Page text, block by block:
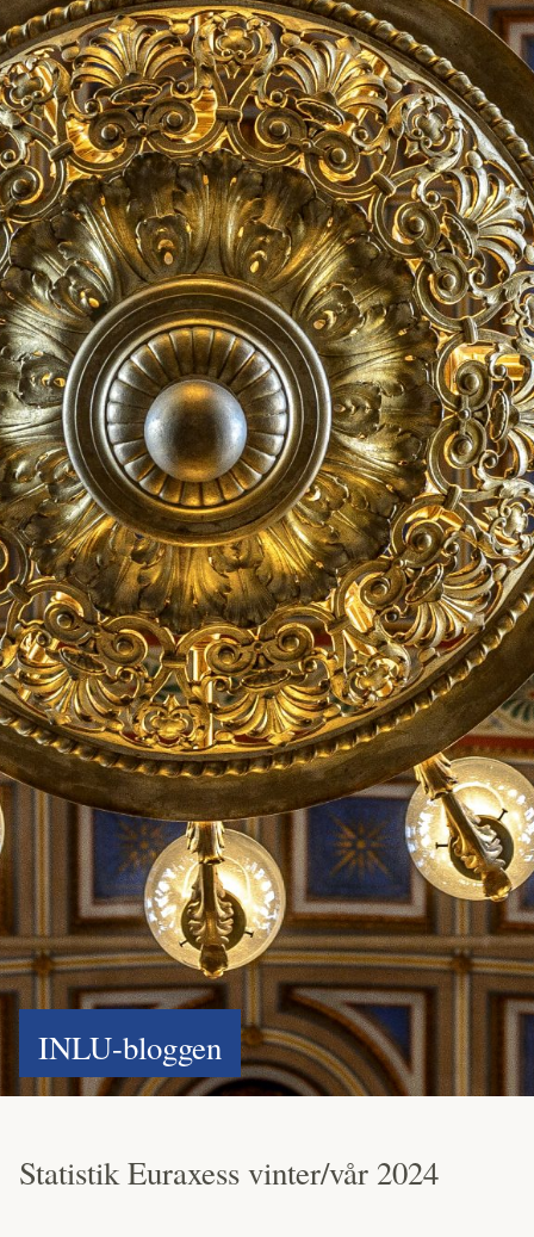
INLU-bloggen
Statistik Euraxess vinter/vår 2024